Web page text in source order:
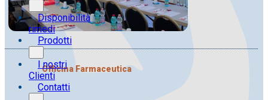
Disponibilità
rimedi
Prodotti
I nostri
Clienti
Contatti
Officina Farmaceutica